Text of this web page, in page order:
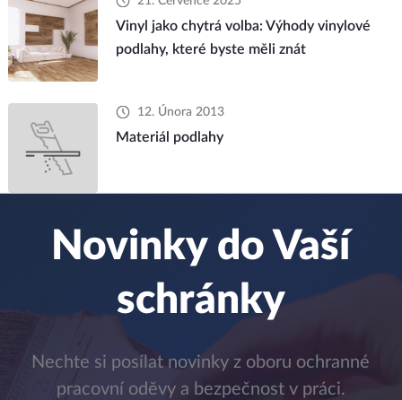
Vinyl jako chytrá volba: Výhody vinylové
podlahy, které byste měli znát
12. Února 2013
Materiál podlahy
Novinky do Vaší
schránky
Nechte si posílat novinky z oboru ochranné
pracovní oděvy a bezpečnost v práci.